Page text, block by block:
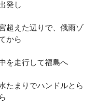
発し
超えた辺りで、俄雨ゾ
から
を走行して福島へ
たまりでハンドルとら